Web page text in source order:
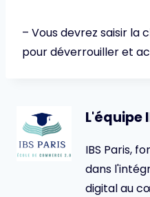
– Vous devrez saisir la
pour déverrouiller et
L'équipe
IBS Paris,
dans
digital au